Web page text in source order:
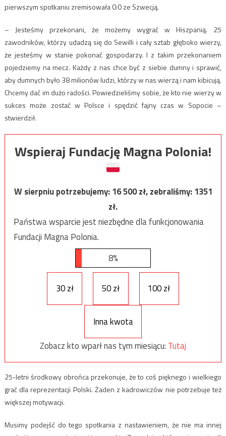
pierwszym spotkaniu zremisowała 0:0 ze Szwecją.
– Jesteśmy przekonani, że możemy wygrać w Hiszpanią. 25
zawodników, którzy udadzą się do Sewilli i cały sztab głęboko wierzy,
że jesteśmy w stanie pokonać gospodarzy. I z takim przekonaniem
pojedziemy na mecz. Każdy z nas chce być z siebie dumny i sprawić,
aby dumnych było 38 milionów ludzi, którzy w nas wierzą i nam kibicują.
Chcemy dać im dużo radości. Powiedzieliśmy sobie, że kto nie wierzy w
sukces może zostać w Polsce i spędzić fajny czas w Sopocie –
stwierdził.
Wspieraj Fundację Magna Polonia!
W sierpniu potrzebujemy:16 500zł, zebraliśmy:1351
zł.
Państwa wsparcie jest niezbędne dla funkcjonowania
Fundacji Magna Polonia.
8%
30 zł 50 zł 100 zł
Inna kwota
Zobacz kto wparł nas tym miesiącu: Tutaj
25-letni środkowy obrońca przekonuje, że to coś pięknego i wielkiego
grać dla reprezentacji Polski. Żaden z kadrowiczów nie potrzebuje też
większej motywacji.
Musimy podejść do tego spotkania z nastawieniem, że nie ma innej